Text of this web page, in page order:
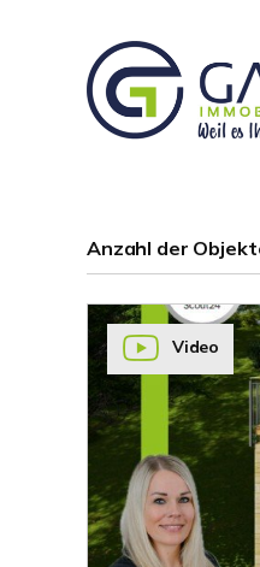
Anzahl der
Video